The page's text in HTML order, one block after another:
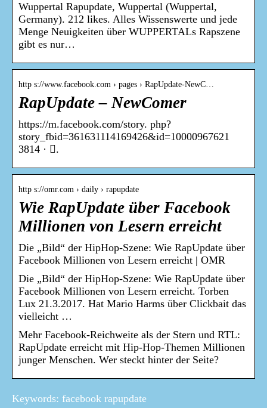
Wuppertal Rapupdate, Wuppertal (Wuppertal,
Germany). 212 likes. Alles Wissenswerte und jede
Menge Neuigkeiten über WUPPERTALs Rapszene
gibt es nur…
http s://www.facebook.com › pages › RapUpdate-NewC…
RapUpdate – NewComer
https://m.facebook.com/story. php?
story_fbid=361631114169426&id=10000967621
3814 · 󰤥.
http s://omr.com › daily › rapupdate
Wie RapUpdate über Facebook
Millionen von Lesern erreicht
Die „Bild“ der HipHop-Szene: Wie RapUpdate über
Facebook Millionen von Lesern erreicht | OMR
Die „Bild“ der HipHop-Szene: Wie RapUpdate über
Facebook Millionen von Lesern erreicht. Torben
Lux 21.3.2017. Hat Mario Harms über Clickbait das
vielleicht …
Mehr Facebook-Reichweite als der Stern und RTL:
RapUpdate erreicht mit Hip-Hop-Themen Millionen
junger Menschen. Wer steckt hinter der Seite?
Keywords: facebook rapupdate